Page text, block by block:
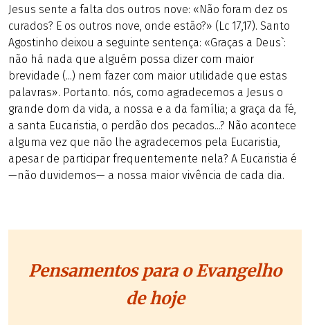
Jesus sente a falta dos outros nove: «Não foram dez os
curados? E os outros nove, onde estão?» (Lc 17,17). Santo
Agostinho deixou a seguinte sentença: «Graças a Deus`:
não há nada que alguém possa dizer com maior
brevidade (...) nem fazer com maior utilidade que estas
palavras». Portanto. nós, como agradecemos a Jesus o
grande dom da vida, a nossa e a da família; a graça da fé,
a santa Eucaristia, o perdão dos pecados...? Não acontece
alguma vez que não lhe agradecemos pela Eucaristia,
apesar de participar frequentemente nela? A Eucaristia é
—não duvidemos— a nossa maior vivência de cada dia.
Pensamentos para o Evangelho
de hoje